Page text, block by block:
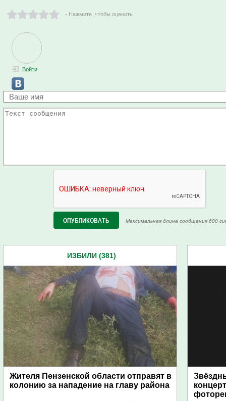
- Нажмите ,чтобы оценить
Войти
Максимальная длина сообщения 600
ИЗБИЛИ (381)
Жителя Пензенской области отправят в
колонию за нападение на главу района